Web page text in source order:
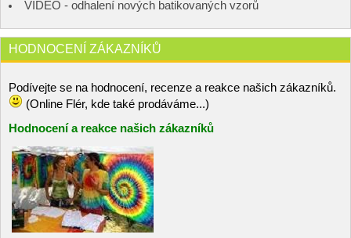
VIDEO - odhalení nových batikovaných vzorů
HODNOCENÍ ZÁKAZNÍKŮ
Podívejte se na hodnocení, recenze a reakce našich zákazníků.
(Online Flér, kde také prodáváme...)
Hodnocení a reakce našich zákazníků